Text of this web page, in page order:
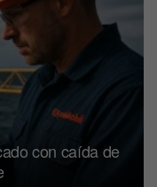
con caída de